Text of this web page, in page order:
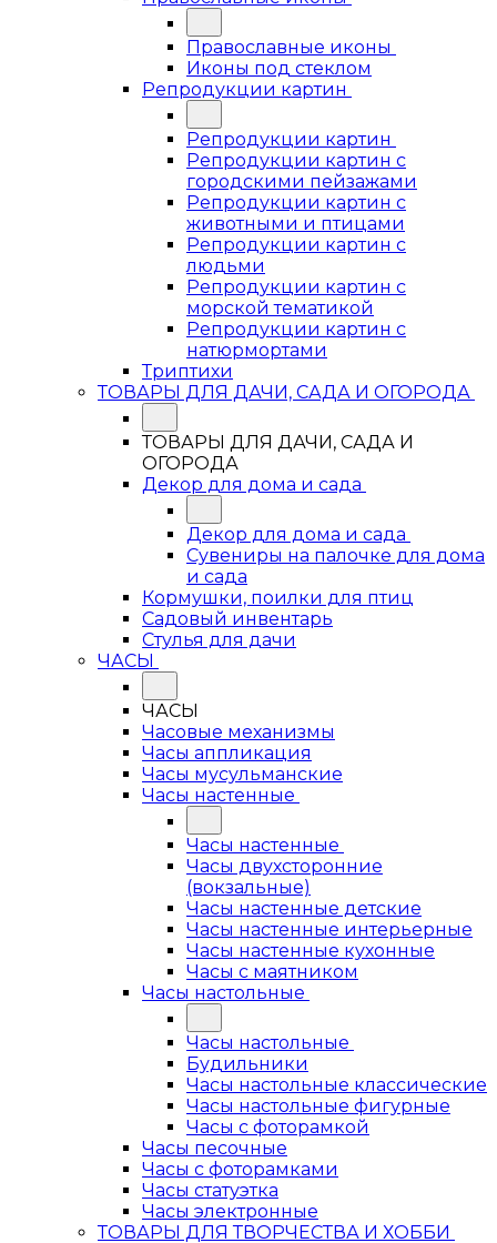
Православные иконы
Иконы под стеклом
Репродукции картин
Репродукции картин
Репродукции картин с
городскими пейзажами
Репродукции картин с
животными и птицами
Репродукции картин с
людьми
Репродукции картин с
морской тематикой
Репродукции картин с
натюрмортами
Триптихи
ТОВАРЫ ДЛЯ ДАЧИ, САДА И ОГОРОДА
ТОВАРЫ ДЛЯ ДАЧИ, САДА И
ОГОРОДА
Декор для дома и сада
Декор для дома и сада
Сувениры на палочке для дома
и сада
Кормушки, поилки для птиц
Садовый инвентарь
Стулья для дачи
ЧАСЫ
ЧАСЫ
Часовые механизмы
Часы аппликация
Часы мусульманские
Часы настенные
Часы настенные
Часы двухсторонние
(вокзальные)
Часы настенные детские
Часы настенные интерьерные
Часы настенные кухонные
Часы с маятником
Часы настольные
Часы настольные
Будильники
Часы настольные классические
Часы настольные фигурные
Часы с фоторамкой
Часы песочные
Часы с фоторамками
Часы статуэтка
Часы электронные
ТОВАРЫ ДЛЯ ТВОРЧЕСТВА И ХОББИ